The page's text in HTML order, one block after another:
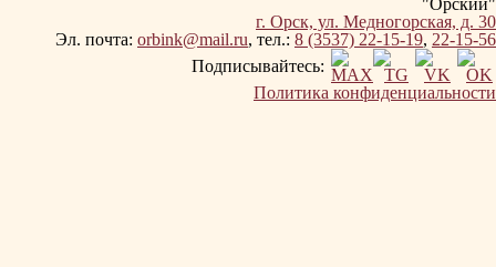
"Орский"
г. Орск, ул. Медногорская, д. 30
Эл. почта: orbink@mail.ru, тел.: 8 (3537) 22-15-19, 22-15-56
Подписывайтесь:
Политика конфиденциальности